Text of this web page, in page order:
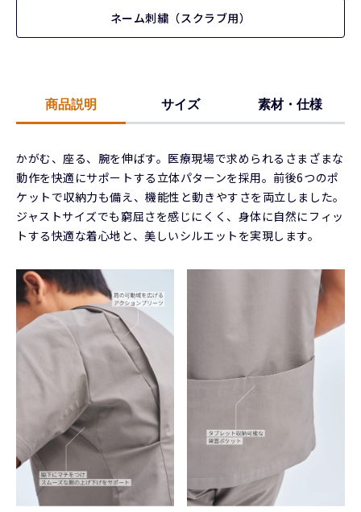
ネーム刺繍（スクラブ用）
商品説明 サイズ 素材・仕様
かがむ、座る、腕を伸ばす。医療現場で求められるさまざまな
動作を快適にサポートする立体パターンを採用。前後6つのポ
ケットで収納力も備え、機能性と動きやすさを両立しました。
ジャストサイズでも窮屈さを感じにくく、身体に自然にフィッ
トする快適な着心地と、美しいシルエットを実現します。